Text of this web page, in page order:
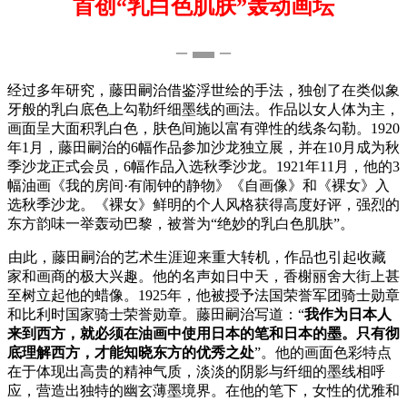
首创“乳白色肌肤”轰动画坛
– ▬ –
经过多年研究，藤田嗣治借鉴浮世绘的手法，独创了在类似象
牙般的乳白底色上勾勒纤细墨线的画法。作品以女人体为主，
画面呈大面积乳白色，肤色间施以富有弹性的线条勾勒。1920
年1月，藤田嗣治的6幅作品参加沙龙独立展，并在10月成为秋
季沙龙正式会员，6幅作品入选秋季沙龙。1921年11月，他的3
幅油画《我的房间·有闹钟的静物》《自画像》和《裸女》入
选秋季沙龙。《裸女》鲜明的个人风格获得高度好评，强烈的
东方韵味一举轰动巴黎，被誉为“绝妙的乳白色肌肤”。
由此，藤田嗣治的艺术生涯迎来重大转机，作品也引起收藏
家和画商的极大兴趣。他的名声如日中天，香榭丽舍大街上甚
至树立起他的蜡像。1925年，他被授予法国荣誉军团骑士勋章
和比利时国家骑士荣誉勋章。藤田嗣治写道：“我作为日本人
来到西方，就必须在油画中使用日本的笔和日本的墨。只有彻
底理解西方，才能知晓东方的优秀之处”。他的画面色彩特点
在于体现出高贵的精神气质，淡淡的阴影与纤细的墨线相呼
应，营造出独特的幽玄薄墨境界。在他的笔下，女性的优雅和